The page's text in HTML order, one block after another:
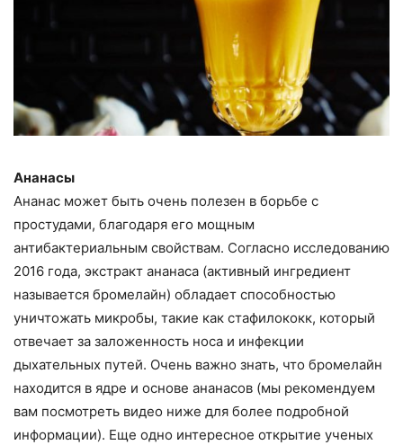
Ананасы
Ананас может быть очень полезен в борьбе с
простудами, благодаря его мощным
антибактериальным свойствам. Согласно исследованию
2016 года, экстракт ананаса (активный ингредиент
называется бромелайн) обладает способностью
уничтожать микробы, такие как стафилококк, который
отвечает за заложенность носа и инфекции
дыхательных путей. Очень важно знать, что бромелайн
находится в ядре и основе ананасов (мы рекомендуем
вам посмотреть видео ниже для более подробной
информации). Еще одно интересное открытие ученых